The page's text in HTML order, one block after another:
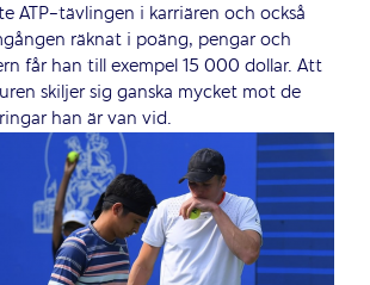
ATP-tävlingen i karriären och också
räknat i poäng, pengar och
får han till exempel 15 000 dollar. Att
skiljer sig ganska mycket mot de
han är van vid.